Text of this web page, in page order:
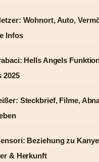
Wohnort, Auto,
Infos
Hells Angels
2025
Steckbrief, Filme,
Beziehung zu Kanye
& Herkunft